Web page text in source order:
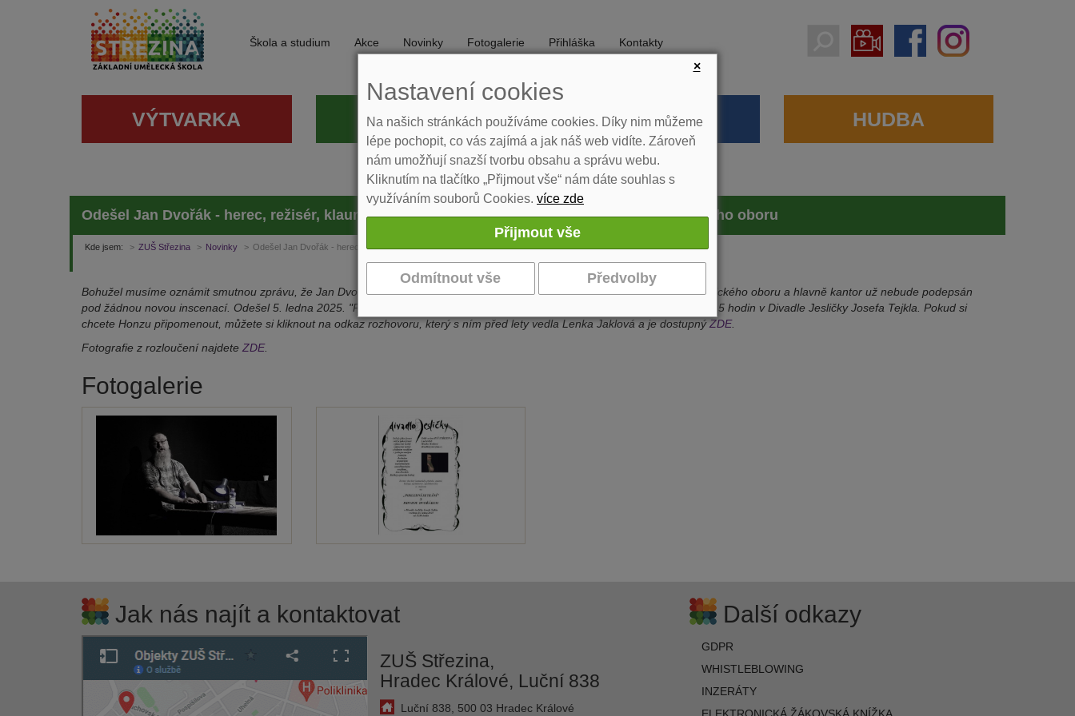
Škola a studium Akce Novinky Fotogalerie Přihláška Kontakty
VÝTVARKA DIVADLO TANEC HUDBA
Odešel Jan Dvořák - herec, režisér, klaun i filozof. Ale také učitel našeho literárně-dramatického oboru
Kde jsem: ZUŠ Střezina Novinky Odešel Jan Dvořák - herec, režisér, klaun i filozof. Ale také učitel našeho literárně-dramatického oboru
Bohužel musíme oznámit smutnou zprávu, že Jan Dvořák - herec, režisér, klaun a filozof, dlouholetý vedoucí literárně-dramatického oboru a hlavně kantor už nebude podepsán
pod žádnou novou inscenací. Odešel 5. ledna 2025. "Poslední setkání" s Honzou se uskutečnilo v sobotu 25. ledna 2025 od 15 hodin v Divadle Jesličky Josefa Tejkla. Pokud si
chcete Honzu připomenout, můžete si kliknout na odkaz rozhovoru, který s ním před lety vedla Lenka Jaklová a je dostupnýZDE.
Fotografie z rozloučení najdete ZDE.
Fotogalerie
Jak nás najít a kontaktovat
ZUŠ Střezina,
Hradec Králové, Luční 838
Luční 838, 500 03 Hradec Králové
Další odkazy
GDPR
WHISTLEBLOWING
INZERÁTY
×
Nastavení cookies
Na našich stránkách používáme cookies. Díky nim můžeme
lépe pochopit, co vás zajímá a jak náš web vidíte. Zároveň
nám umožňují snazší tvorbu obsahu a správu webu.
Kliknutím na tlačítko „Přijmout vše“ nám dáte souhlas s
využíváním souborů Cookies. více zde